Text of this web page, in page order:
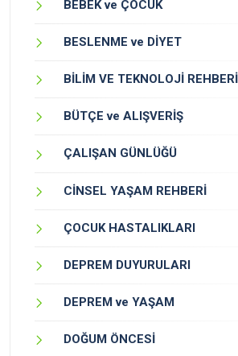
BEBEK ve ÇOCUK
BESLENME ve DİYET
BİLİM VE TEKNOLOJİ REHBERİ
BÜTÇE ve ALIŞVERİŞ
ÇALIŞAN GÜNLÜĞÜ
CİNSEL YAŞAM REHBERİ
ÇOCUK HASTALIKLARI
DEPREM DUYURULARI
DEPREM ve YAŞAM
DOĞUM ÖNCESİ